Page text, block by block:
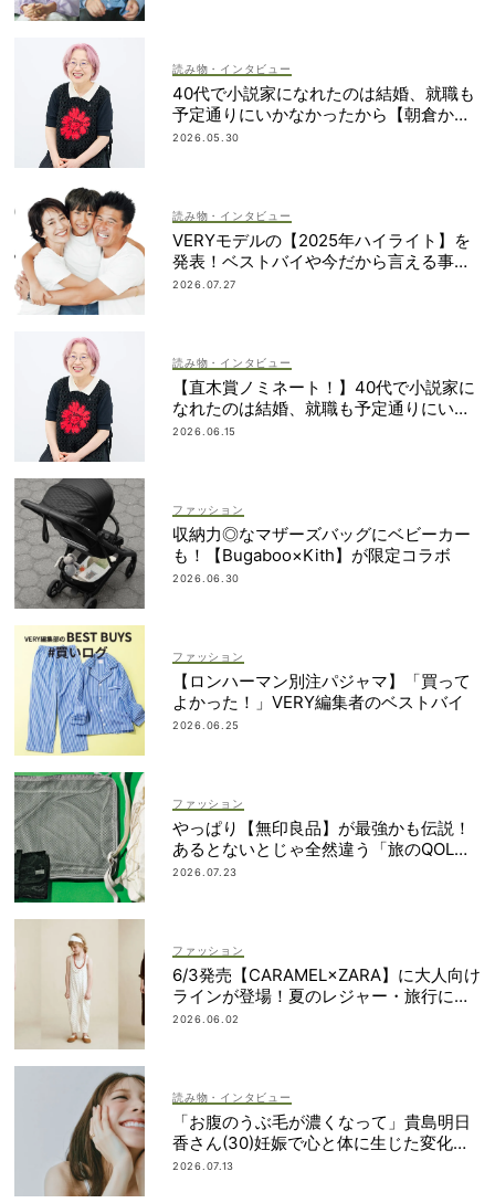
読み物・インタビュー
40代で小説家になれたのは結婚、就職も
予定通りにいかなかったから【朝倉かす
みさん】
2026.05.30
読み物・インタビュー
VERYモデルの【2025年ハイライト】を
発表！ベストバイや今だから言える事件
簿も大公開
2026.07.27
読み物・インタビュー
【直木賞ノミネート！】40代で小説家に
なれたのは結婚、就職も予定通りにいか
なかったから｜朝倉かすみさん
2026.06.15
ファッション
収納力◎なマザーズバッグにベビーカー
も！【Bugaboo×Kith】が限定コラボ
2026.06.30
ファッション
【ロンハーマン別注パジャマ】「買って
よかった！」VERY編集者のベストバイ
2026.06.25
ファッション
やっぱり【無印良品】が最強かも伝説！
あるとないとじゃ全然違う「旅のQOL爆
上げアイテム」
2026.07.23
ファッション
6/3発売【CARAMEL×ZARA】に大人向け
ラインが登場！夏のレジャー・旅行にも
おすすめ
2026.06.02
読み物・インタビュー
「お腹のうぶ毛が濃くなって」貴島明日
香さん(30)妊娠で心と体に生じた変化も
「愛しいです」
2026.07.13